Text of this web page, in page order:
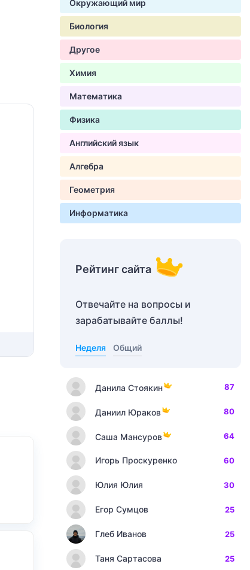
Окружающий мир
Биология
Другое
Химия
Математика
Физика
Английский язык
Алгебра
Геометрия
Информатика
Рейтинг сайта
Отвечайте на вопросы и
зарабатывайте баллы!
Неделя Общий
Данила Стоякин 87
Даниил Юраков 80
Саша Мансуров 64
Игорь Проскуренко 60
Юлия Юлия 30
Егор Сумцов 25
Глеб Иванов 25
Таня Сартасова 25